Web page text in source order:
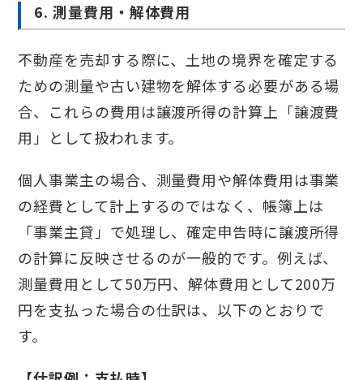
6. 測量費用・解体費用
不動産を売却する際に、土地の境界を確定する
ための測量や古い建物を解体する必要がある場
合、これらの費用は譲渡所得の計算上「譲渡費
用」として扱われます。
個人事業主の場合、測量費用や解体費用は事業
の経費として計上するのではなく、帳簿上は
「事業主貸」で処理し、確定申告時に譲渡所得
の計算に反映させるのが一般的です。例えば、
測量費用として50万円、解体費用として200万
円を支払った場合の仕訳は、以下のとおりで
す。